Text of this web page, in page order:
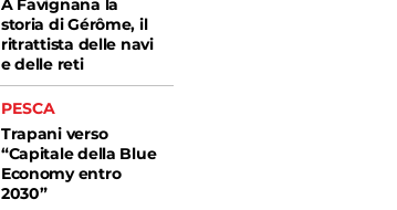
A Favignana la
storia di Gérôme, il
ritrattista delle navi
e delle reti
PESCA
Trapani verso
“Capitale della Blue
Economy entro
2030”